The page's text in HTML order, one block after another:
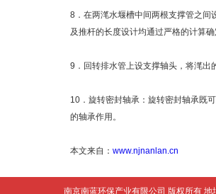
8．在两滗水堰槽中间两根支撑管之间
及推杆的长度设计均通过严格的计算
9．回转排水管上设支撑轴头，将滗出
10．旋转密封轴承：旋转密封轴承既
的轴承作用。
本文来自： www.njnanlan.cn
南京南蓝环保产业有限公司 版权所有